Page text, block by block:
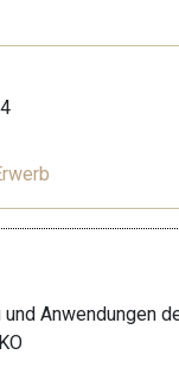
Anwendungen